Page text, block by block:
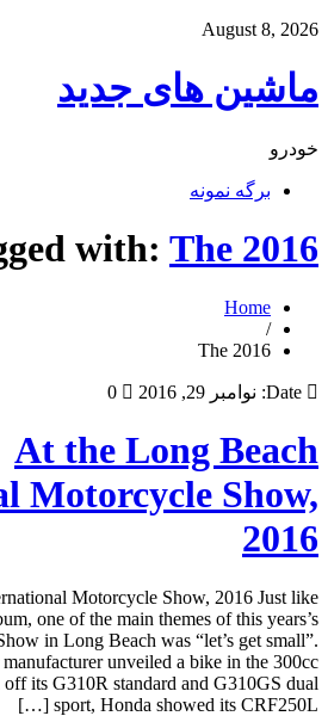
August 8, 2026
ماشین های جدید
خودرو
برگه نمونه
with: The 2016
Home
/
The 2016
Date: نوامبر 29, 2016 0
At the Long Beach
Motorcycle Show,
2016
Motorcycle Show, 2016 Just like
one of the main themes of this years’s
in Long Beach was “let’s get small”.
unveiled a bike in the 300cc
its G310R standard and G310GS dual
sport, Honda showed its CRF250L […]